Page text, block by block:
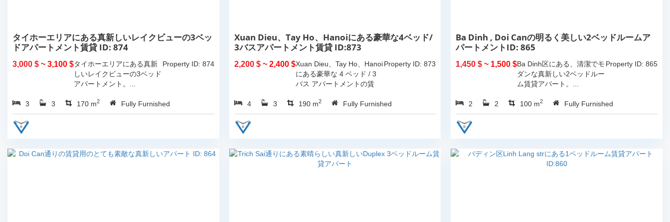
タイホーエリアにある真新しいレイクビューの3ベッ
ドアパートメント賃貸 ID: 874
3,000 $ ~ 3,100 $ Property ID: 874
タイホーエリアにある真新
しいレイクビューの3ベッド
アパートメント。...
3 3 170 m2 Fully Furnished
Xuan Dieu、Tay Ho、Hanoiにある豪華な4ベッド/
3バスアパートメント賃貸 ID:873
2,200 $~ 2,400 $ Property ID: 873
Xuan Dieu、Tay Ho、Hanoi
にある豪華な 4 ベッド / 3
バス アパートメントの賃
4
3 190 m2 Fully Furnished
Ba Dinh , Doi Canの明るく美しい2ベッドルームア
パートメントID: 865
1,450 $ ~ 1,500 $ Property ID: 865
Ba Dinh区にある、清潔でモ
ダンな真新しい2ベッドルー
ム賃貸アパート。...
2 2 100 m2 Fully Furnished